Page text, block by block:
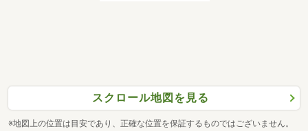
スクロール地図を見る
※地図上の位置は目安であり、正確な位置を保証するものではございません。